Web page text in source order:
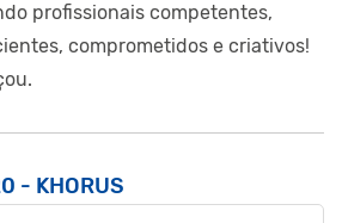
profissionais competentes,
comprometidos e criativos!
- KHORUS